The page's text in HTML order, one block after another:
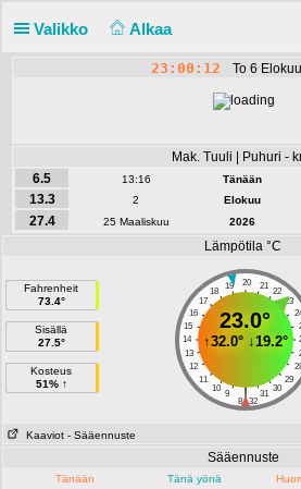
Valikko Alkaa
23:00:12 To 6
Mak. Tuuli | Puhuri -
6.5
13:16 Tänään
13.3
2 Elokuu
27.4
25 Maaliskuu 2026
Lämpötila °C
Fahrenheit
73.4°
Sisällä
27.5°
Kosteus
51% ↑
20
19 21
18
22
17
23
16
15
14
13
12
11
29
10
30
9 31
|
8 32
23.0°
↑32.0°↓19.2°
Kaaviot - Sääennuste
Sääennuste
Tänään
Tänä yönä